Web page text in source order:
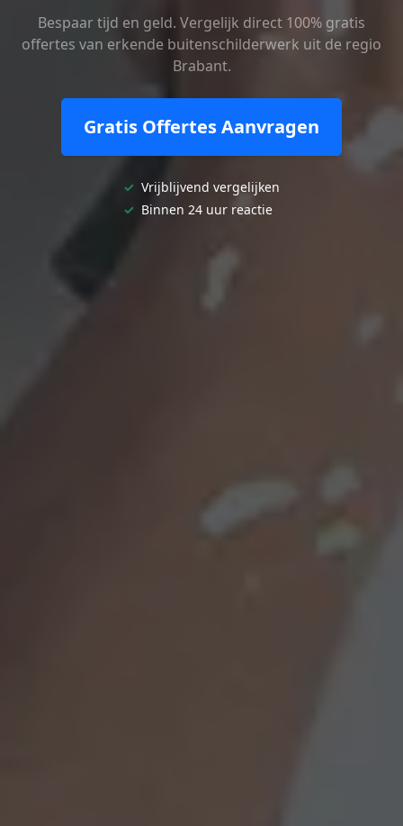
Bespaar tijd en geld. Vergelijk direct 100% gratis
offertes van erkende buitenschilderwerk uit de regio
Brabant.
Gratis Offertes Aanvragen
✓ Vrijblijvend vergelijken
✓ Binnen 24 uur reactie